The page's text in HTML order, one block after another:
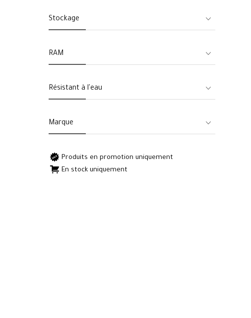
Stockage
RAM
Résistant à l'eau
Marque
Produits en promotion uniquement
En stock uniquement